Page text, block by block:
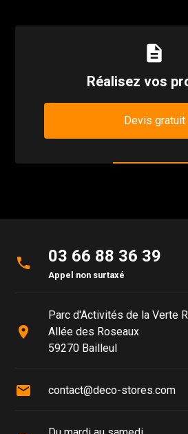
description
Réalisez vos
Devis gratuit
phone 03 66 88 36 39
Appel non surtaxé
place
Parc d'Activités de la Verte
Allée des Roseaux
59270 Bailleul
mail contact@deco-stores.com